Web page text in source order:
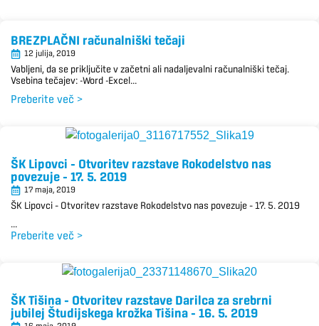
BREZPLAČNI računalniški tečaji
12 julija, 2019
Vabljeni, da se priključite v začetni ali nadaljevalni računalniški tečaj.
Vsebina tečajev: -Word -Excel...
Preberite več >
ŠK Lipovci – Otvoritev razstave Rokodelstvo nas
povezuje – 17. 5. 2019
17 maja, 2019
ŠK Lipovci – Otvoritev razstave Rokodelstvo nas povezuje – 17. 5. 2019
...
Preberite več >
ŠK Tišina – Otvoritev razstave Darilca za srebrni
jubilej Študijskega krožka Tišina – 16. 5. 2019